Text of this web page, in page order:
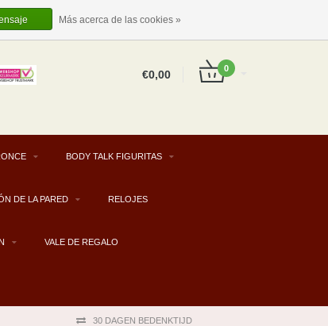
INICIAR SESIÓN
ES
€0,00 0
BODY TALK FIGURITAS
DE LA PARED RELOJES
VALE DE REGALO
30 DAGEN BEDENKTIJD
Más acerca de las cookies »